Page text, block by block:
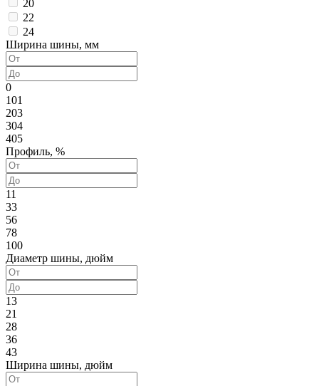
20
22
24
Ширина шины, мм
0
101
203
304
405
Профиль, %
11
33
56
78
100
Диаметр шины, дюйм
13
21
28
36
43
Ширина шины, дюйм